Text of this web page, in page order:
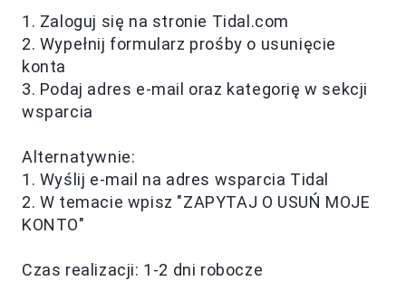
1. Zaloguj się na stronie Tidal.com
2. Wypełnij formularz prośby o usunięcie
konta
3. Podaj adres e-mail oraz kategorię w sekcji
wsparcia
Alternatywnie:
1. Wyślij e-mail na adres wsparcia Tidal
2. W temacie wpisz "ZAPYTAJ O USUŃ MOJE
KONTO"
Czas realizacji: 1-2 dni robocze